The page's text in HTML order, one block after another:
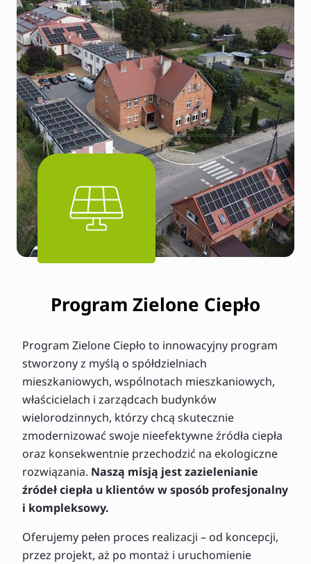
Program Zielone Ciepło
Program Zielone Ciepło to innowacyjny program
stworzony z myślą o spółdzielniach
mieszkaniowych, wspólnotach mieszkaniowych,
właścicielach i zarządcach budynków
wielorodzinnych, którzy chcą skutecznie
zmodernizować swoje nieefektywne źródła ciepła
oraz konsekwentnie przechodzić na ekologiczne
rozwiązania. Naszą misją jest zazielenianie
źródeł ciepła u klientów w sposób profesjonalny
i kompleksowy.
Oferujemy pełen proces realizacji – od koncepcji,
przez projekt, aż po montaż i uruchomienie